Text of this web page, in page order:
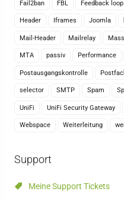
Fail2ban FBL Feedback loop
Header Iframes Joomla
Mail-Header Mailrelay
MTA passiv Performance
Postausgangskontrolle
selector SMTP Spam
UniFi UniFi Security Gateway
Webspace Weiterleitung
Support
Meine Support Tickets